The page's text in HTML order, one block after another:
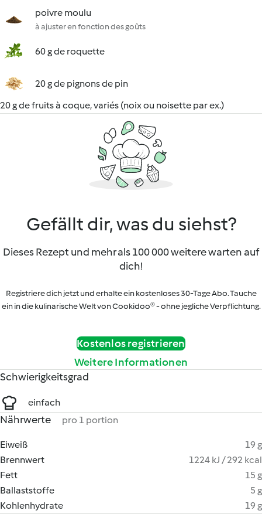
poivre moulu
à ajuster en fonction des goûts
60 g de roquette
20 g de pignons de pin
20 g de fruits à coque, variés (noix ou noisette par ex.)
Gefällt dir, was du siehst?
Dieses Rezept und mehr als 100 000 weitere warten auf
dich!
Registriere dich jetzt und erhalte ein kostenloses 30-Tage Abo. Tauche
ein in die kulinarische Welt von Cookidoo® - ohne jegliche Verpflichtung.
Kostenlos registrieren
Weitere Informationen
Schwierigkeitsgrad
einfach
Nährwerte pro 1 portion
Eiweiß
19 g
Brennwert
1224 kJ / 292 kcal
Fett
15 g
Ballaststoffe
5 g
Kohlenhydrate
19 g